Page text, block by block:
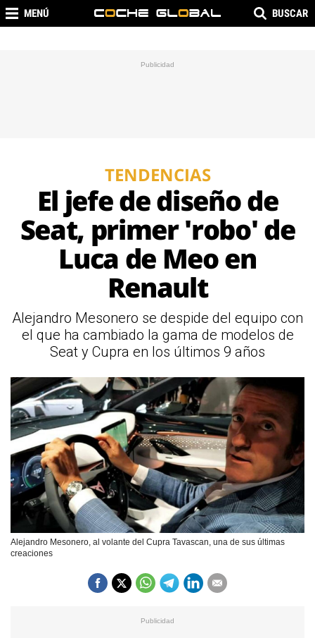
MENÚ BUSCAR
TENDENCIAS
El jefe de diseño de
Seat, primer 'robo' de
Luca de Meo en
Renault
Alejandro Mesonero se despide del equipo con
el que ha cambiado la gama de modelos de
Seat y Cupra en los últimos 9 años
Alejandro Mesonero, al volante del Cupra Tavascan, una de sus últimas
creaciones